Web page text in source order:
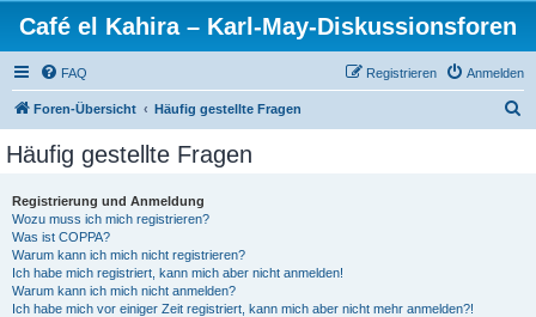
Café el Kahira – Karl-May-Diskussionsforen
FAQ Anmelden
Registrieren
Foren-Übersicht Häufig gestellte Fragen
Häufig gestellte Fragen
Registrierung und Anmeldung
Wozu muss ich mich registrieren?
Was ist COPPA?
Warum kann ich mich nicht registrieren?
Ich habe mich registriert, kann mich aber nicht anmelden!
Warum kann ich mich nicht anmelden?
Ich habe mich vor einiger Zeit registriert, kann mich aber nicht mehr anmelden?!